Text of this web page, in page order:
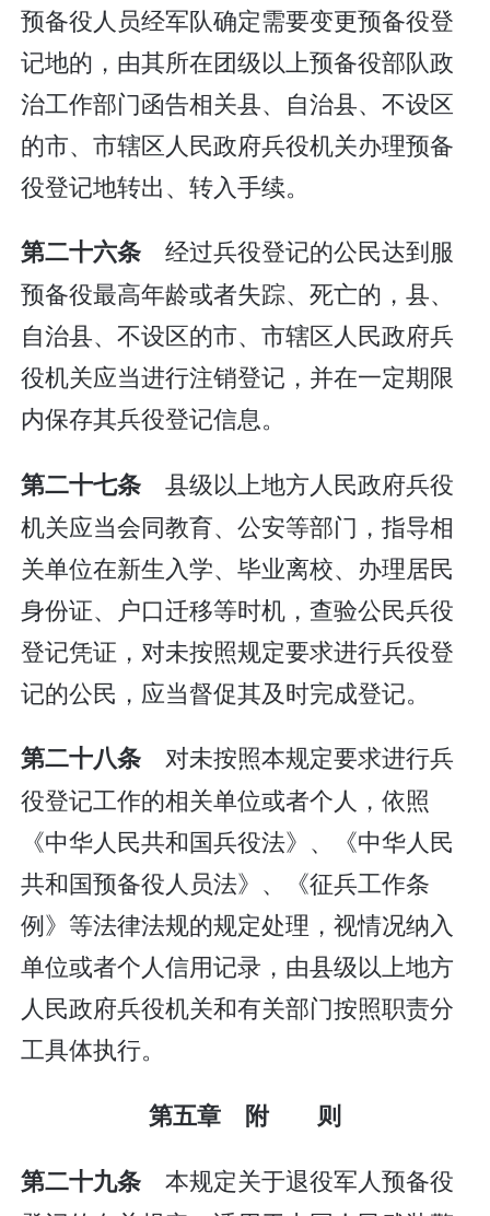
预备役人员经军队确定需要变更预备役登
记地的，由其所在团级以上预备役部队政
治工作部门函告相关县、自治县、不设区
的市、市辖区人民政府兵役机关办理预备
役登记地转出、转入手续。
第二十六条经过兵役登记的公民达到服
预备役最高年龄或者失踪、死亡的，县、
自治县、不设区的市、市辖区人民政府兵
役机关应当进行注销登记，并在一定期限
内保存其兵役登记信息。
第二十七条县级以上地方人民政府兵役
机关应当会同教育、公安等部门，指导相
关单位在新生入学、毕业离校、办理居民
身份证、户口迁移等时机，查验公民兵役
登记凭证，对未按照规定要求进行兵役登
记的公民，应当督促其及时完成登记。
第二十八条对未按照本规定要求进行兵
役登记工作的相关单位或者个人，依照
《中华人民共和国兵役法》、《中华人民
共和国预备役人员法》、《征兵工作条
例》等法律法规的规定处理，视情况纳入
单位或者个人信用记录，由县级以上地方
人民政府兵役机关和有关部门按照职责分
工具体执行。
第五章 附 则
第二十九条 本规定关于退役军人预备役